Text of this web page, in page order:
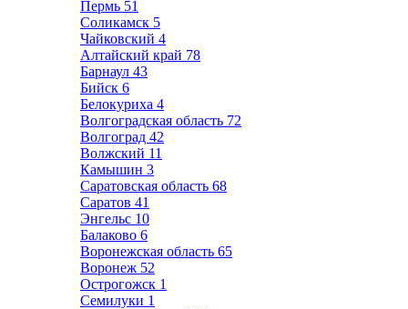
Пермь 51
Соликамск 5
Чайковский 4
Алтайский край 78
Барнаул 43
Бийск 6
Белокуриха 4
Волгоградская область 72
Волгоград 42
Волжский 11
Камышин 3
Саратовская область 68
Саратов 41
Энгельс 10
Балаково 6
Воронежская область 65
Воронеж 52
Острогожск 1
Семилуки 1